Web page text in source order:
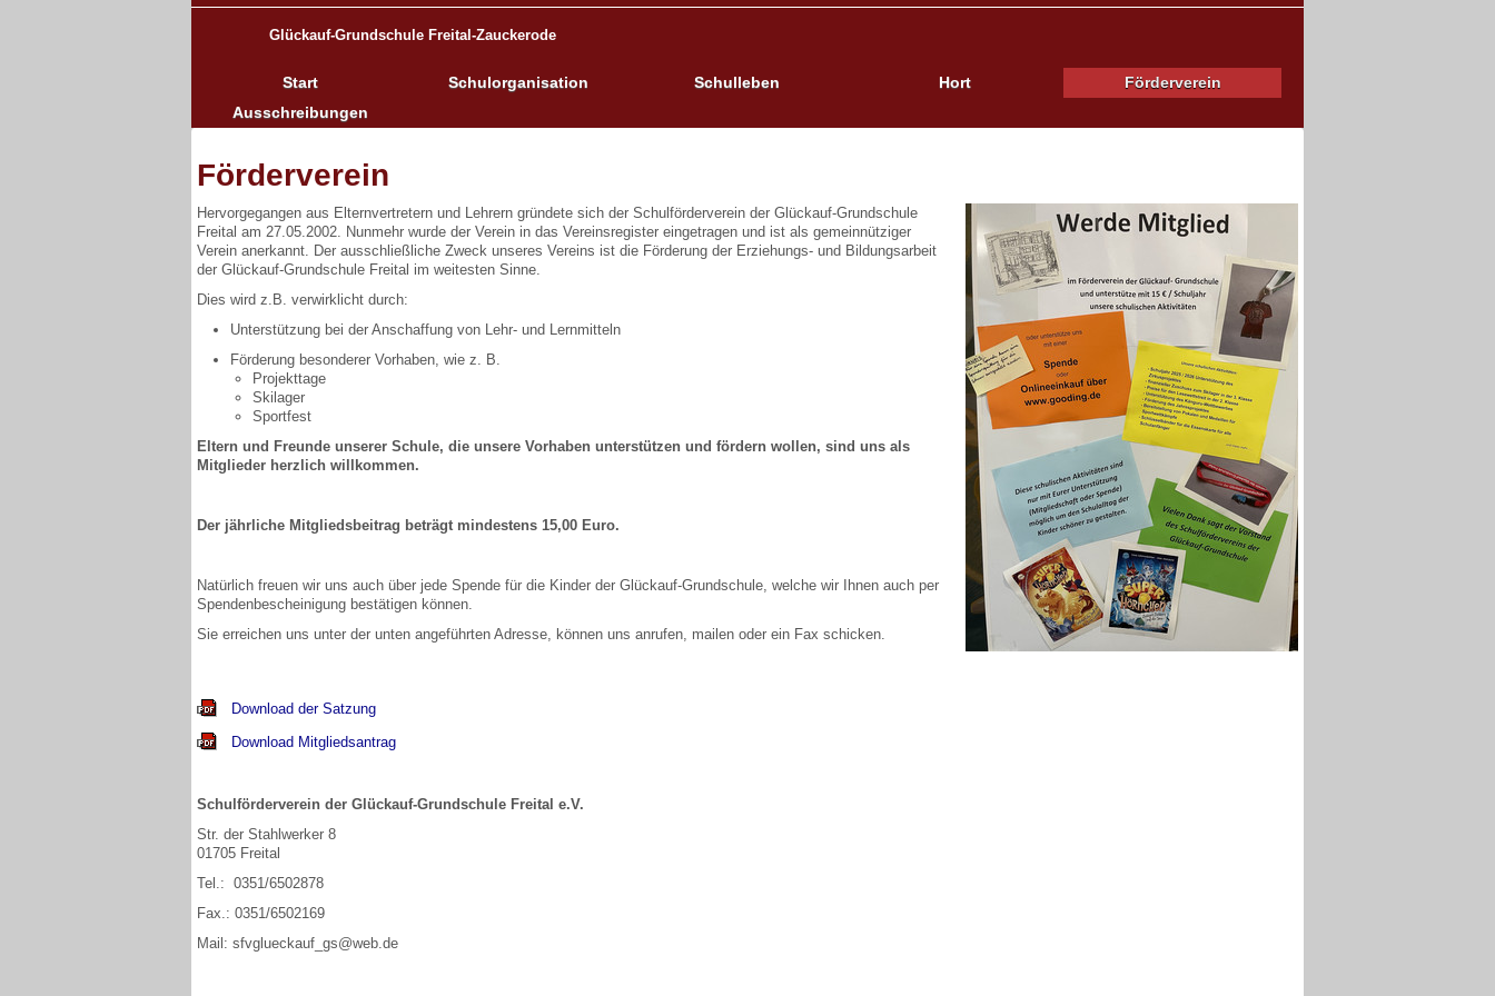
Glückauf-Grundschule Freital-Zauckerode
Start Schulorganisation Schulleben Hort
Förderverein
Ausschreibungen
Förderverein
Hervorgegangen aus Elternvertretern und Lehrern gründete sich der Schulförderverein der Glückauf-Grundschule
Freital am 27.05.2002. Nunmehr wurde der Verein in das Vereinsregister eingetragen und ist als gemeinnütziger
Verein anerkannt. Der ausschließliche Zweck unseres Vereins ist die Förderung der Erziehungs- und Bildungsarbeit
der Glückauf-Grundschule Freital im weitesten Sinne.
Dies wird z.B. verwirklicht durch:
Unterstützung bei der Anschaffung von Lehr- und Lernmitteln
Förderung besonderer Vorhaben, wie z. B.
Projekttage
Skilager
Sportfest
Eltern und Freunde unserer Schule, die unsere Vorhaben unterstützen und fördern wollen, sind uns als
Mitglieder herzlich willkommen.
Der jährliche Mitgliedsbeitrag beträgt mindestens 15,00 Euro.
Natürlich freuen wir uns auch über jede Spende für die Kinder der Glückauf-Grundschule, welche wir Ihnen auch per
Spendenbescheinigung bestätigen können.
Sie erreichen uns unter der unten angeführten Adresse, können uns anrufen, mailen oder ein Fax schicken.
Download der Satzung
Download Mitgliedsantrag
Schulförderverein der Glückauf-Grundschule Freital e.V.
Str. der Stahlwerker 8
01705 Freital
Tel.: 0351/6502878
Fax.: 0351/6502169
Mail: sfvglueckauf_gs@web.de